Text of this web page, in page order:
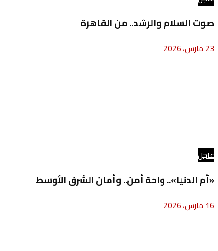
صوت السلام والرشد.. من القاهرة
23 مارس، 2026
عاجل
«أم الدنيا».. واحة أمن.. وأمان الشرق الأوسط
16 مارس، 2026